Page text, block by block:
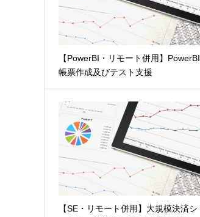
【PowerBI・リモート併用】PowerBI
帳票作成及びテスト支援
【SE・リモート併用】大規模決済シ